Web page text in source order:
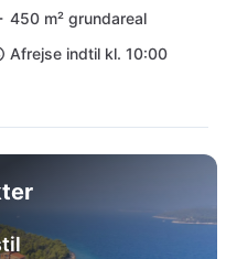
450 m² grundareal
Afrejse indtil kl. 10:00